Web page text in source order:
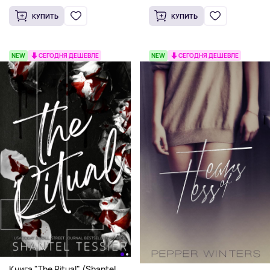
КУПИТЬ КУПИТЬ
NEW СЕГОДНЯ ДЕШЕВЛЕ NEW СЕГОДНЯ ДЕШЕВЛЕ